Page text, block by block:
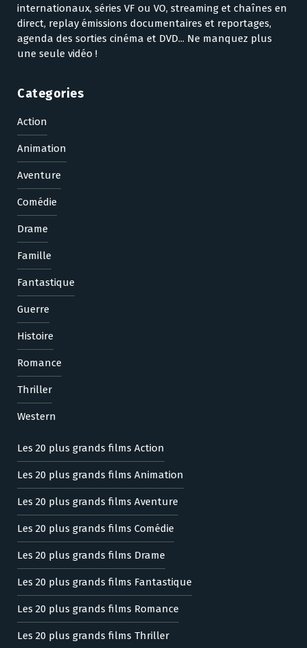
internationaux, séries VF ou VO, streaming et chaînes en
direct, replay émissions documentaires et reportages,
agenda des sorties cinéma et DVD... Ne manquez plus
une seule vidéo !
Categories
Action
Animation
Aventure
Comédie
Drame
Famille
Fantastique
Guerre
Histoire
Romance
Thriller
Western
Les 20 plus grands films Action
Les 20 plus grands films Animation
Les 20 plus grands films Aventure
Les 20 plus grands films Comédie
Les 20 plus grands films Drame
Les 20 plus grands films Fantastique
Les 20 plus grands films Romance
Les 20 plus grands films Thriller